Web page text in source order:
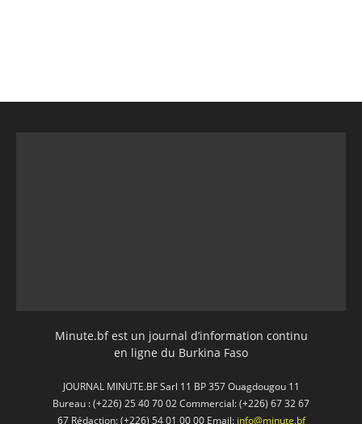
Minute.bf est un journal d’information continu
en ligne du Burkina Faso
JOURNAL MINUTE.BF Sarl 11 BP 357 Ouagdougou 11
Bureau : (+226) 25 40 70 02 Commercial: (+226) 67 32 67
67 Rédaction: (+226) 54 01 00 00 Email: info@minute.bf